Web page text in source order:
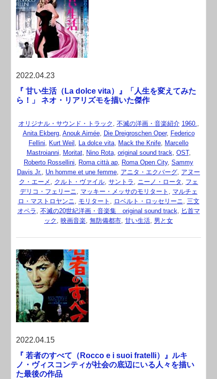
2022.04.23
『 甘い生活（La dolce vita）』「人生を変えてみた
ら！」 ネオ・リアリズモを描いた傑作
オリジナル・サウンド・トラック , 不滅の洋画・音楽紹介 1960.,
Anita Ekberg, Anouk Aimée, Die Dreigroschen Oper, Federico
Fellini, Kurt Weil , La dolce vita, Mack the Knife, Marcello
Mastroianni, Moritat, Nino Rota, original sound track, OST,
Roberto Rossellini, Roma città ap, Roma Open City, Sammy
Davis Jr., Un homme et une femme, アニタ・エクバーグ, アヌー
ク・エーメ , クルト・ヴァイル, サントラ , ニーノ・ロータ , フェ
デリコ・フェリーニ, マッキー・メッサのモリタート , マルチェ
ロ・マストロヤンニ, モリタート , ロベルト・ロッセリーニ, 三文
オペラ , 不滅の20世紀洋画・音楽集 original sound track, 匕首マ
ック , 映画音楽, 無防備都市, 甘い生活, 男と女
2022.04.15
『 若者のすべて（Rocco e i suoi fratelli）』ルキ
ノ・ヴィスコンティが社会の底辺にいる人々を描い
た最後の作品